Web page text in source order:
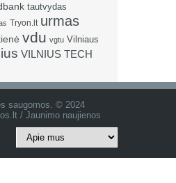
tautvydas
Tryon.lt urmas
vdu vgtu Vilniaus
VILNIUS TECH
saugomos. © 2024
/ Jaunimo naujienos